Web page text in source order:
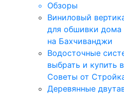
Обзоры
Виниловый
для обшивки дома
на Бахчиванджи
Водосточные
выбрать и купить
Советы от
Деревянные